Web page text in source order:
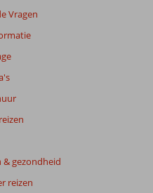
Vragen
& gezondheid
reizen